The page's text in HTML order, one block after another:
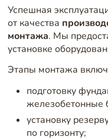
Успешная
от качества
монтажа. Мы
установке
Этапы монтажа
подготовку
железобетонные
установку
по горизонту;